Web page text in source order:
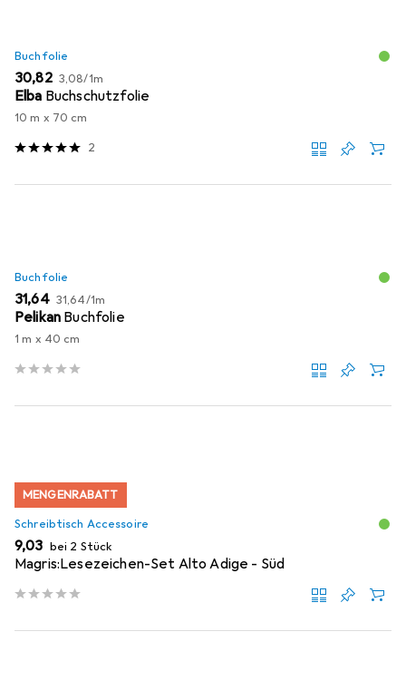
Buchfolie
EUR
30,82 EUR
3,08/1m
Elba Buchschutzfolie
10 m x 70 cm
2
Buchfolie
EUR
31,64 EUR
31,64/1m
Pelikan Buchfolie
1 m x 40 cm
MENGENRABATT
Schreibtisch Accessoire
EUR
9,03 bei 2 Stück
Magris:Lesezeichen-Set Alto Adige - Süd